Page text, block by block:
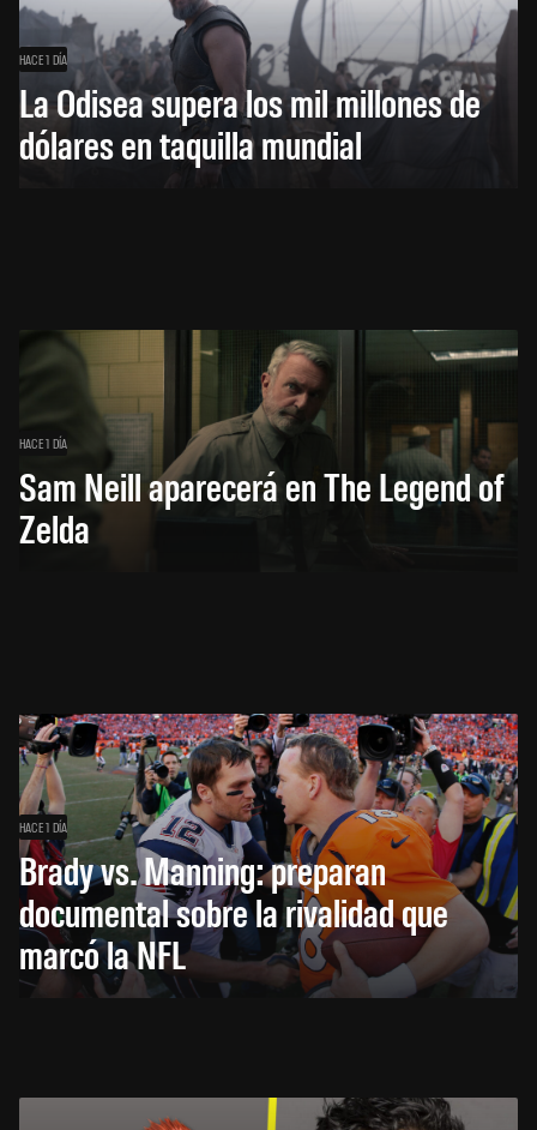
HACE 1 DÍA
La Odisea supera los mil millones de
dólares en taquilla mundial
HACE 1 DÍA
Sam Neill aparecerá en The Legend of
Zelda
HACE 1 DÍA
Brady vs. Manning: preparan
documental sobre la rivalidad que
marcó la NFL